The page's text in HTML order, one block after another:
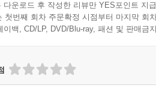
다운로드 후 작성한 리뷰만 YES포인트 지
첫번째 회차 주문확정 시점부터 마지막 회
이백, CD/LP, DVD/Blu-ray, 패션 및 판매금